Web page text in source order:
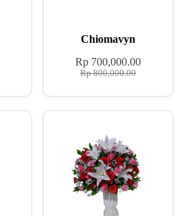
Chiomavyn
Rp800,000.00
Rp 700,000.00